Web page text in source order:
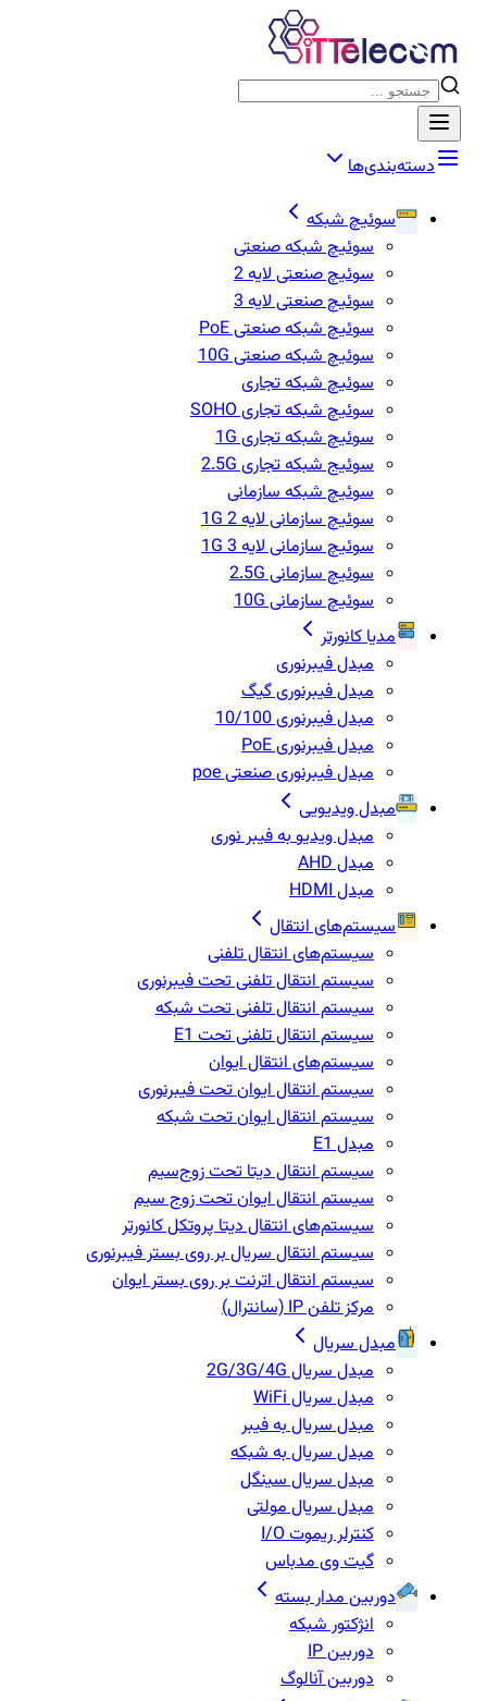
دسته‌بندی‌ها
سوئیچ شبکه
سوئیچ شبکه صنعتی
سوئیچ صنعتی لایه 2
سوئیچ صنعتی لایه 3
سوئیچ شبکه صنعتی PoE
سوئیچ شبکه صنعتی 10G
سوئیچ شبکه تجاری
سوئیچ شبکه تجاری SOHO
سوئیچ شبکه تجاری 1G
سوئیج شبکه تجاری 2.5G
سوئیچ شبکه سازمانی
سوئیچ سازمانی لایه 2 1G
سوئیچ سازمانی لایه 3 1G
سوئیچ سازمانی 2.5G
سوئیچ سازمانی 10G
مدیا کانورتر
مبدل فیبرنوری
مبدل فیبرنوری گیگ
مبدل فیبرنوری 10/100
مبدل فیبرنوری PoE
مبدل فیبرنوری صنعتی poe
مبدل ویدیویی
مبدل ویدیو به فیبر نوری
مبدل AHD
مبدل HDMI
سیستم‌های انتقال
سیستم‌های انتقال تلفنی
سیستم انتقال تلفنی تحت فیبرنوری
سیستم انتقال تلفنی تحت شبکه
سیستم انتقال تلفنی تحت E1
سیستم‌های انتقال ایوان
سیستم انتقال ایوان تحت فیبرنوری
سیستم انتقال ایوان تحت شبکه
مبدل E1
سیستم انتقال دیتا تحت زوج‌سیم
سیستم انتقال ایوان تحت زوج سیم
سیستم‌های انتقال دیتا پروتکل کانورتر
سیستم انتقال سریال بر روی بستر فیبرنوری
سیستم انتقال اترنت بر روی بستر ایوان
مرکز تلفن IP‌ (سانترال)
مبدل سریال
مبدل سریال 2G/3G/4G
مبدل سریال WiFi
مبدل سریال به فیبر
مبدل سریال به شبکه
مبدل سریال سینگل
مبدل سریال مولتی
کنترلر ریموت I/O
گیت وی مدباس
دوربین مدار بسته
انژکتور شبکه
دوربین IP
دوربین آنالوگ